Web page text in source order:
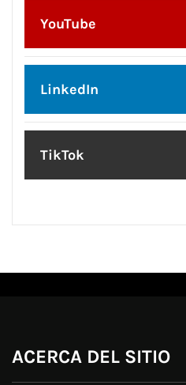
YouTube
LinkedIn
TikTok
ACERCA DEL SITIO